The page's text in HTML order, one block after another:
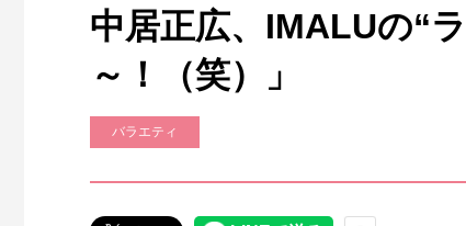
中居正広、IMALUの“
～！（笑）」
バラエティ